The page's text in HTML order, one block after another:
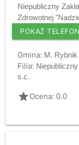
Niepubliczny
Zdrowotnej
POKAŻ TELEFON
Gmina: M. Rybnik
Filia:
s.c.
gradeOcena: 0.0